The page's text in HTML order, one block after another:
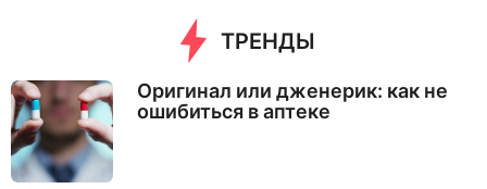
ТРЕНДЫ
Оригинал или дженерик: как не
ошибиться в аптеке